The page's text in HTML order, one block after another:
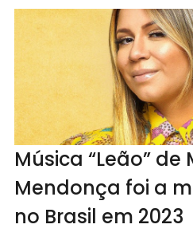
Música “Leão” de
Mendonça foi a
no Brasil em 2023